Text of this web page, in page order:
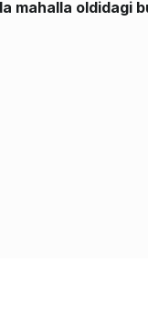
mahalla oldidagi